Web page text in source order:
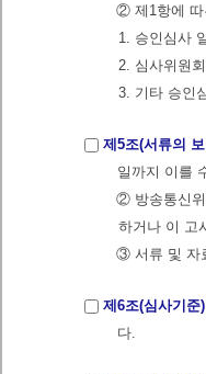
② 제1항에 따
1. 승인심사
2. 심사위원
3. 기타 승인
제5조(서류의
일까지 이를
② 방송통신위
하거나 이 고
③ 서류 및 자
제6조(심사기준)
다.